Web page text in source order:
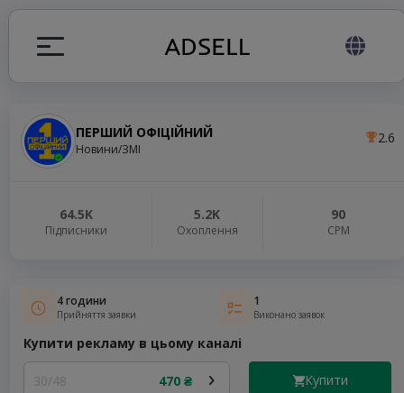
ПЕРШИЙ ОФІЦІЙНИЙ
Новини/ЗМІ
2.6
64.5K
Підписники
5.2K
Охоплення
90
СРМ
4 години
Прийняття заявки
1
Виконано заявок
Купити рекламу в цьому каналі
30/48 470 ₴ Купити